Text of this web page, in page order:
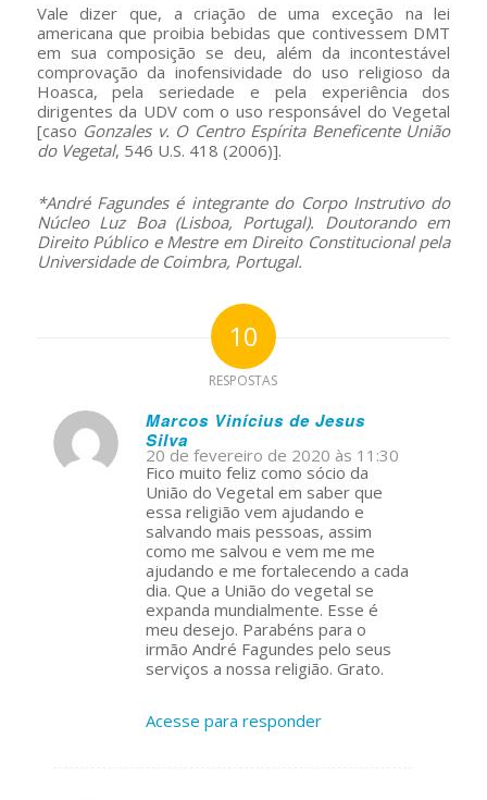
Vale dizer que, a criação de uma exceção na lei
americana que proibia bebidas que contivessem DMT
em sua composição se deu, além da incontestável
comprovação da inofensividade do uso religioso da
Hoasca, pela seriedade e pela experiência dos
dirigentes da UDV com o uso responsável do Vegetal
[caso Gonzales v. O Centro Espírita Beneficente União
do Vegetal, 546 U.S. 418 (2006)].
*André Fagundes é integrante do Corpo Instrutivo do
Núcleo Luz Boa (Lisboa, Portugal). Doutorando em
Direito Público e Mestre em Direito Constitucional pela
Universidade de Coimbra, Portugal.
10
RESPOSTAS
Marcos Vinícius de Jesus
Silva
s
ays:
20 de fevereiro de 2020 às 11:30
Fico muito feliz como sócio da
União do Vegetal em saber que
essa religião vem ajudando e
salvando mais pessoas, assim
como me salvou e vem me me
ajudando e me fortalecendo a cada
dia. Que a União do vegetal se
expanda mundialmente. Esse é
meu desejo. Parabéns para o
irmão André Fagundes pelo seus
serviços a nossa religião. Grato.
Acesse para responder